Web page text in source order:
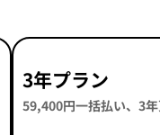
3年プラン
59,400円一括払い、3